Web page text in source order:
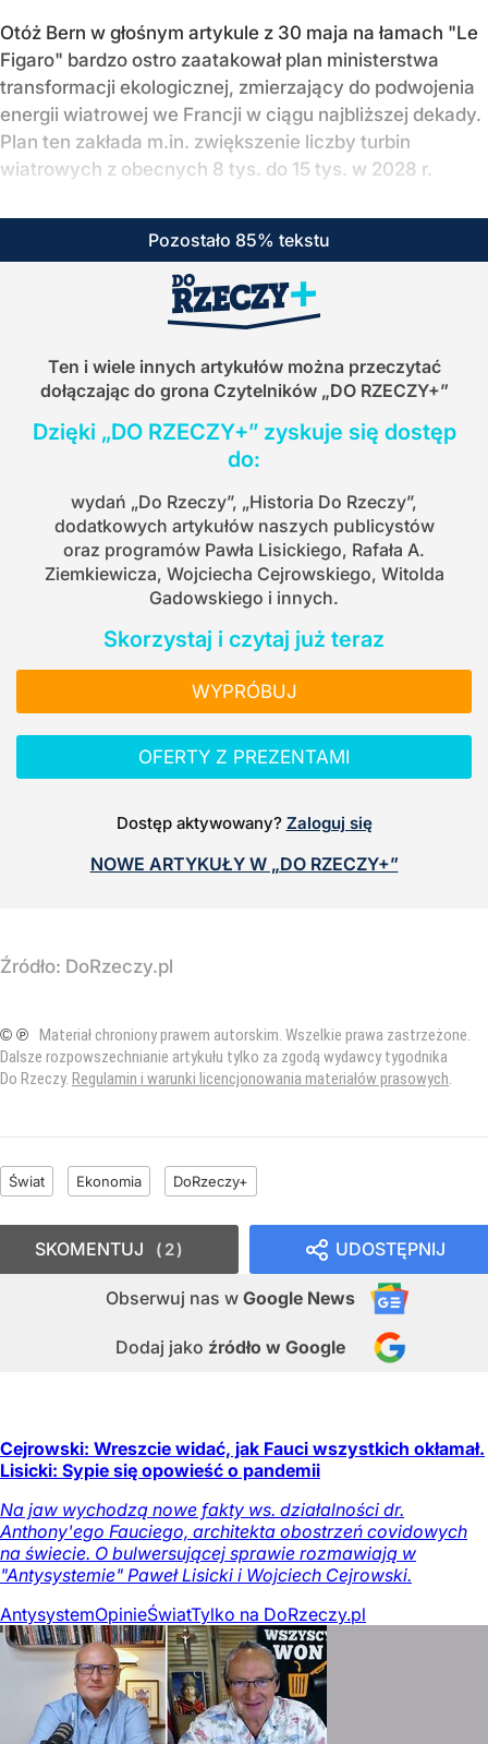
Otóż Bern w głośnym artykule z 30 maja na łamach "Le
Figaro" bardzo ostro zaatakował plan ministerstwa
transformacji ekologicznej, zmierzający do podwojenia
energii wiatrowej we Francji w ciągu najbliższej dekady.
Plan ten zakłada m.in. zwiększenie liczby turbin
wiatrowych z obecnych 8 tys. do 15 tys. w 2028 r.
Pozostało 85% tekstu
Ten i wiele innych artykułów można przeczytać
dołączając do grona Czytelników „DO RZECZY+”
Dzięki „DO RZECZY+” zyskuje się dostęp
do:
wydań „Do Rzeczy”, „Historia Do Rzeczy”,
dodatkowych artykułów naszych publicystów
oraz programów Pawła Lisickiego, Rafała A.
Ziemkiewicza, Wojciecha Cejrowskiego, Witolda
Gadowskiego i innych.
Skorzystaj i czytaj już teraz
WYPRÓBUJ
OFERTY Z PREZENTAMI
Dostęp aktywowany? Zaloguj się
NOWE ARTYKUŁY W „DO RZECZY+”
Źródło: DoRzeczy.pl
© ℗ Materiał chroniony prawem autorskim. Wszelkie prawa zastrzeżone.
Dalsze rozpowszechnianie artykułu tylko za zgodą wydawcy tygodnika
Do Rzeczy. Regulamin i warunki licencjonowania materiałów prasowych.
Świat Ekonomia DoRzeczy+
UDOSTĘPNIJ
Obserwuj nas w Google News
Dodaj jako źródło w Google
SKOMENTUJ 2
Cejrowski: Wreszcie widać, jak Fauci wszystkich okłamał.
Lisicki: Sypie się opowieść o pandemii
Na jaw wychodzą nowe fakty ws. działalności dr.
Anthony'ego Fauciego, architekta obostrzeń covidowych
na świecie. O bulwersującej sprawie rozmawiają w
"Antysystemie" Paweł Lisicki i Wojciech Cejrowski.
AntysystemOpinieŚwiatTylko na DoRzeczy.pl